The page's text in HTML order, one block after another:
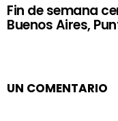
Fin de semana
Buenos Aires,
UN COMENTARIO